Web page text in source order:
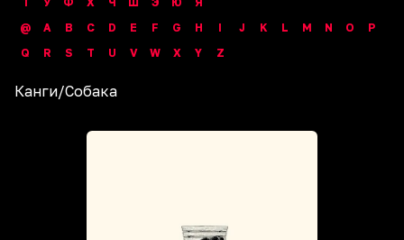
@
A B C D E F G H I J K L M N O
P
Q
R S T U V W X Y Z
Канги/Собака